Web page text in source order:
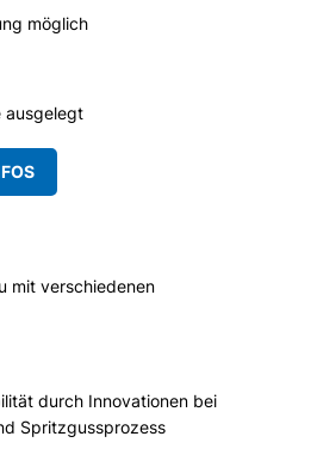
möglich
ausgelegt
mit verschiedenen
durch Innovationen bei
Spritzgussprozess